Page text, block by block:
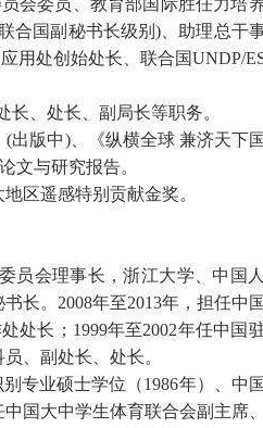
会委员、教育部国际胜任力培
合国副秘书长级别) 、助理总干
用处创始处长、联合国UNDP/
、处长、副局长等职务。
(出版中)、《纵横全球 兼济天下
文与研究报告。
区遥感特别贡献金奖。
员会理事长，浙江大学、中国
长。 2008年至2013年，担任中
处处长； 1999年至2002年任中国
、副处长、处长。
专业硕士学位（1986年）、中
国大中学生体育联合会副主席